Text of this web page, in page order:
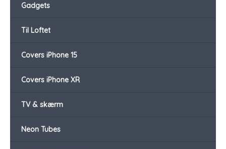
Gadgets
Til Loftet
Covers iPhone 15
Covers iPhone XR
TV & skærm
Neon Tubes